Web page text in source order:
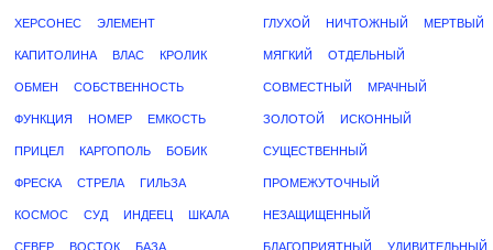
ХЕРСОНЕС ЭЛЕМЕНТ
КАПИТОЛИНА ВЛАС КРОЛИК
ОБМЕН СОБСТВЕННОСТЬ
ФУНКЦИЯ НОМЕР ЕМКОСТЬ
ПРИЦЕЛ КАРГОПОЛЬ БОБИК
ФРЕСКА СТРЕЛА ГИЛЬЗА
КОСМОС СУД ИНДЕЕЦ ШКАЛА
СЕВЕР ВОСТОК БАЗА
ГЛУХОЙ НИЧТОЖНЫЙ МЕРТВЫЙ
МЯГКИЙ ОТДЕЛЬНЫЙ
СОВМЕСТНЫЙ МРАЧНЫЙ
ЗОЛОТОЙ ИСКОННЫЙ
СУЩЕСТВЕННЫЙ
ПРОМЕЖУТОЧНЫЙ
НЕЗАЩИЩЕННЫЙ
БЛАГОПРИЯТНЫЙ УДИВИТЕЛЬНЫЙ